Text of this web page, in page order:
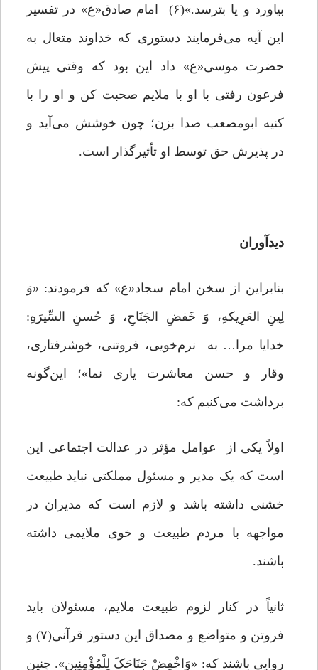
بیاورد و یا بترسد.»(۶) امام صادق«ع» در تفسیر
این آیه می‌فرمایند دستوری که خداوند متعال به
حضرت موسی«ع» داد این بود که وقتی پیش
فرعون رفتی با او با ملایم صحبت کن و او را با
کنیه ابومصعب صدا بزن؛ چون خوشش می‌آید و
در پذیرش حق توسط او تأثیرگذار است.
دیدآوران
بنابراین از سخن امام سجاد«ع» که فرمودند: «وَ
لِینِ العَرِیکهِ، وَ خَفضِ الجَنَاحِ، وَ حُسنِ السِّیرَهِ:
خدایا مرا… به نرم‌خویی، فروتنی، خوشرفتاری،
وقار و حسن معاشرت یاری نما»؛ این‌گونه
برداشت می‌کنیم که:
اولاً یکی از عوامل مؤثر در عدالت اجتماعی این
است که یک مدیر و مسئول مملکتی نباید طبیعت
خشنی داشته باشد و لازم است که مدیران در
مواجهه با مردم طبیعت و خوی ملایمی داشته
باشند.
ثانیاً در کنار لزوم طبیعت ملایم، مسئولان باید
فروتن و متواضع و مصداق این دستور قرآنی(۷) و
روایی باشند که: «وَاخْفِضْ جَنَاحَکَ لِلْمُؤْمِنِین». چنین